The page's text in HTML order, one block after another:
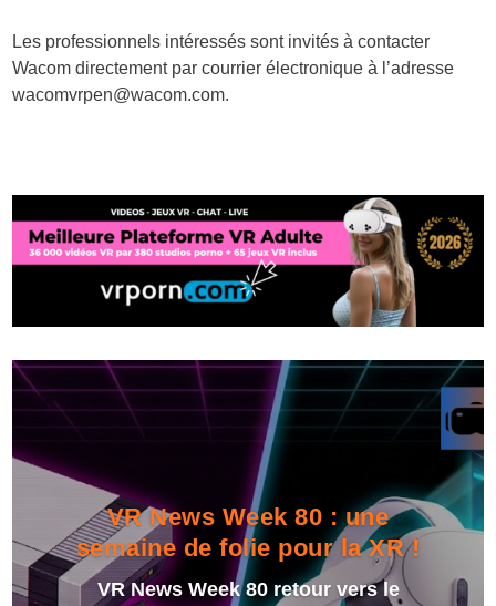
Les professionnels intéressés sont invités à contacter
Wacom directement par courrier électronique à l’adresse
wacomvrpen@wacom.com.
VR News Week 80 : une
semaine de folie pour la XR !
VR News Week 80 retour vers le